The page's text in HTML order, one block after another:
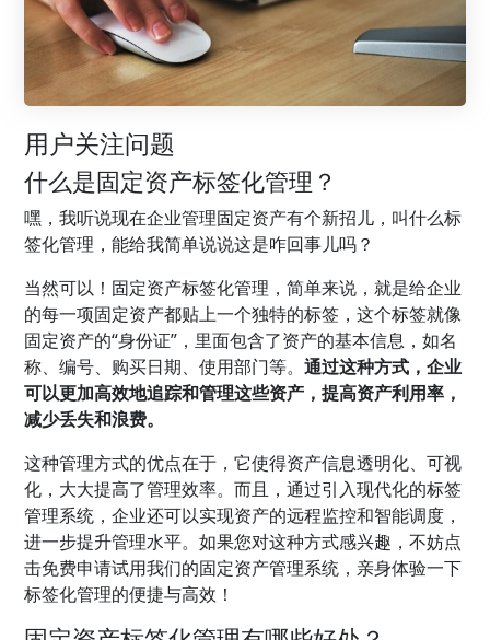
用户关注问题
什么是固定资产标签化管理？
嘿，我听说现在企业管理固定资产有个新招儿，叫什么标
签化管理，能给我简单说说这是咋回事儿吗？
当然可以！固定资产标签化管理，简单来说，就是给企业
的每一项固定资产都贴上一个独特的标签，这个标签就像
固定资产的“身份证”，里面包含了资产的基本信息，如名
称、编号、购买日期、使用部门等。通过这种方式，企业
可以更加高效地追踪和管理这些资产，提高资产利用率，
减少丢失和浪费。
这种管理方式的优点在于，它使得资产信息透明化、可视
化，大大提高了管理效率。而且，通过引入现代化的标签
管理系统，企业还可以实现资产的远程监控和智能调度，
进一步提升管理水平。如果您对这种方式感兴趣，不妨点
击免费申请试用我们的固定资产管理系统，亲身体验一下
标签化管理的便捷与高效！